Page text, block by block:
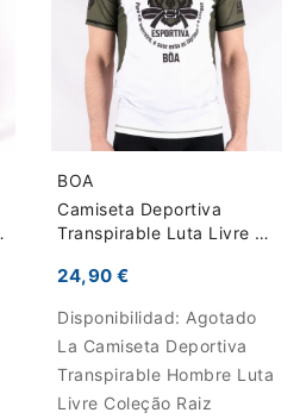
BOA
Camiseta Deportiva
Transpirable Luta Livre -
24,90 €
Disponibilidad: Agotado
La Camiseta Deportiva
Transpirable Hombre Luta
Livre Coleção Raiz